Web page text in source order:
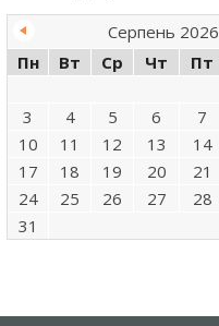
Серпень 2026
Пн
Вт Ср Чт Пт
3
4 5 6 7
10
11 12 13 14
17
18 19 20 21
24
25 26 27 28
31